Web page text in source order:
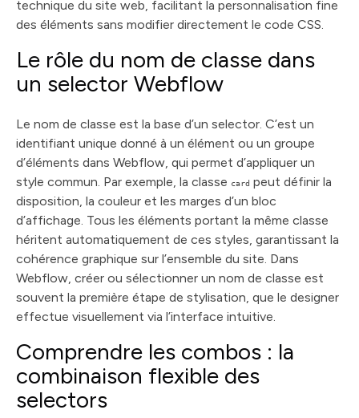
technique du site web, facilitant la personnalisation fine
des éléments sans modifier directement le code CSS.
Le rôle du nom de classe dans
un selector Webflow
Le nom de classe est la base d’un selector. C’est un
identifiant unique donné à un élément ou un groupe
d’éléments dans Webflow, qui permet d’appliquer un
style commun. Par exemple, la classe card peut définir la
disposition, la couleur et les marges d’un bloc
d’affichage. Tous les éléments portant la même classe
héritent automatiquement de ces styles, garantissant la
cohérence graphique sur l’ensemble du site. Dans
Webflow, créer ou sélectionner un nom de classe est
souvent la première étape de stylisation, que le designer
effectue visuellement via l’interface intuitive.
Comprendre les combos : la
combinaison flexible des
selectors